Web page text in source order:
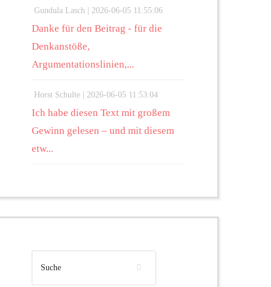
Gundula Lasch | 2026-06-05 11:55:06
Danke für den Beitrag - für die
Denkanstöße,
Argumentationslinien,...
Horst Schulte | 2026-06-05 11:53:04
Ich habe diesen Text mit großem
Gewinn gelesen – und mit diesem
etw...